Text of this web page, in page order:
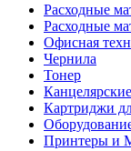
Расходные
Расходные
Офисная
Чернила
Тонер
Картриджи
Принтеры и